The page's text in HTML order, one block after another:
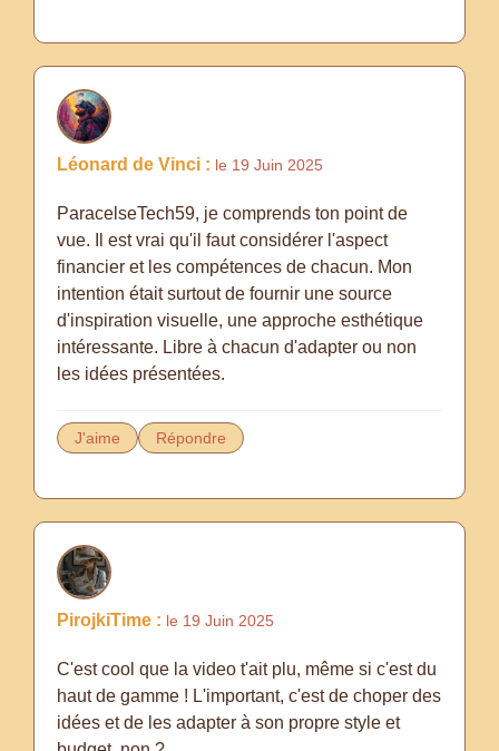
Léonard de Vinci : le 19 Juin 2025
ParacelseTech59, je comprends ton point de
vue. Il est vrai qu'il faut considérer l'aspect
financier et les compétences de chacun. Mon
intention était surtout de fournir une source
d'inspiration visuelle, une approche esthétique
intéressante. Libre à chacun d'adapter ou non
les idées présentées.
J'aime Répondre
PirojkiTime : le 19 Juin 2025
C'est cool que la video t'ait plu, même si c'est du
haut de gamme ! L'important, c'est de choper des
idées et de les adapter à son propre style et